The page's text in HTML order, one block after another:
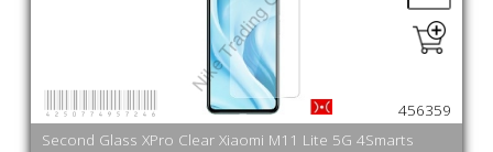
Second Glass XPro Clear Xiaomi M11 Lite 5G 4Smarts
456359